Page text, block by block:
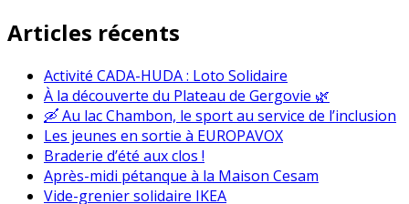
Articles récents
Activité CADA-HUDA : Loto Solidaire
À la découverte du Plateau de Gergovie 🌿
🛶 Au lac Chambon, le sport au service de l’inclusion
Les jeunes en sortie à EUROPAVOX
Braderie d’été aux clos !
Après-midi pétanque à la Maison Cesam
Vide-grenier solidaire IKEA